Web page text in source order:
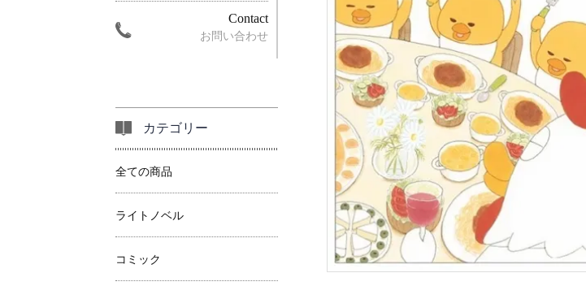
Contact
お問い合わせ
カテゴリー
全ての商品
ライトノベル
コミック